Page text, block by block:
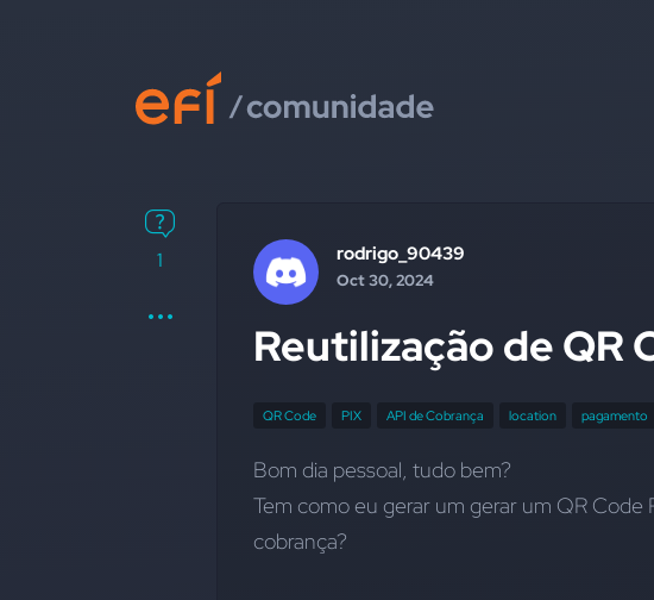
1 rodrigo_90439
Oct 30, 2024
Reutilização de QR
QR Code PIX API de Cobrança location pagamento
Bom dia pessoal, tudo bem?
Tem como eu gerar um gerar um QR Code
cobrança?